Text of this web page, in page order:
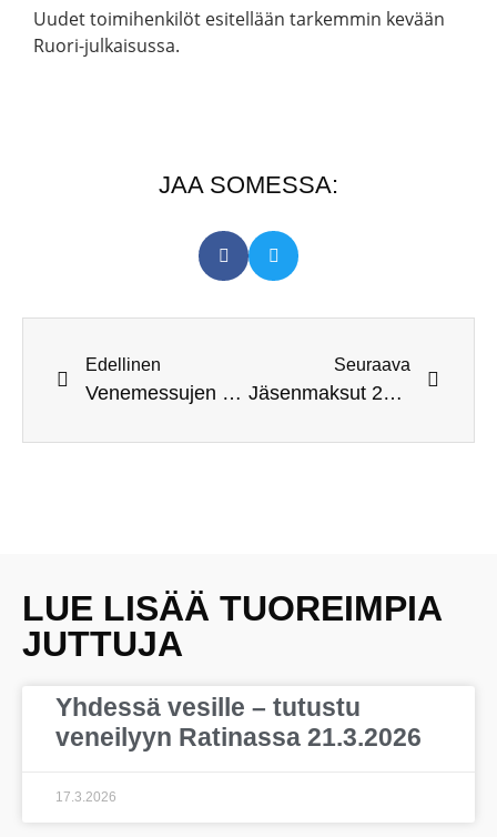
Uudet toimihenkilöt esitellään tarkemmin kevään
Ruori-julkaisussa.
JAA SOMESSA:
Edellinen
Venemessujen satoa 10.2.2024
Seuraava
Jäsenmaksut 2024
LUE LISÄÄ TUOREIMPIA
JUTTUJA
Yhdessä vesille – tutustu
veneilyyn Ratinassa 21.3.2026
17.3.2026